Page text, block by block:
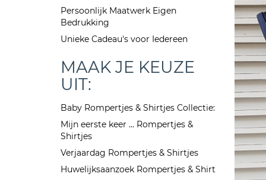
Persoonlijk Maatwerk Eigen
Bedrukking
Unieke Cadeau's voor Iedereen
MAAK JE KEUZE
UIT:
Baby Rompertjes & Shirtjes Collectie:
Mijn eerste keer ... Rompertjes &
Shirtjes
Verjaardag Rompertjes & Shirtjes
Huwelijksaanzoek Rompertjes & Shirt